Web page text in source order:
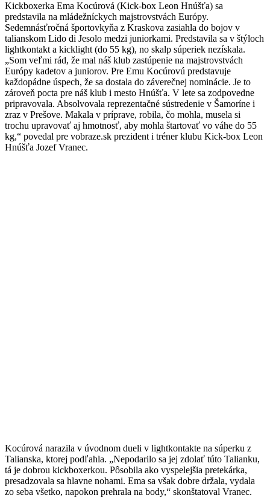
Kickboxerka Ema Kocúrová (Kick-box Leon Hnúšťa) sa
predstavila na mládežníckych majstrovstvách Európy.
Sedemnásťročná športovkyňa z Kraskova zasiahla do bojov v
talianskom Lido di Jesolo medzi juniorkami. Predstavila sa v štýloch
lightkontakt a kicklight (do 55 kg), no skalp súperiek nezískala.
„Som veľmi rád, že mal náš klub zastúpenie na majstrovstvách
Európy kadetov a juniorov. Pre Emu Kocúrovú predstavuje
každopádne úspech, že sa dostala do záverečnej nominácie. Je to
zároveň pocta pre náš klub i mesto Hnúšťa. V lete sa zodpovedne
pripravovala. Absolvovala reprezentačné sústredenie v Šamoríne i
zraz v Prešove. Makala v príprave, robila, čo mohla, musela si
trochu upravovať aj hmotnosť, aby mohla štartovať vo váhe do 55
kg,“ povedal pre vobraze.sk prezident i tréner klubu Kick-box Leon
Hnúšťa Jozef Vranec.
Kocúrová narazila v úvodnom dueli v lightkontakte na súperku z
Talianska, ktorej podľahla. „Nepodarilo sa jej zdolať túto Talianku,
tá je dobrou kickboxerkou. Pôsobila ako vyspelejšia pretekárka,
presadzovala sa hlavne nohami. Ema sa však dobre držala, vydala
zo seba všetko, napokon prehrala na body,“ skonštatoval Vranec.